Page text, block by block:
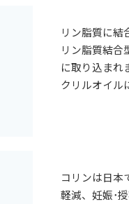
リン脂質に結
リン脂質結合
に取り込まれ
クリルオイル
コリンは日本
軽減、妊娠･